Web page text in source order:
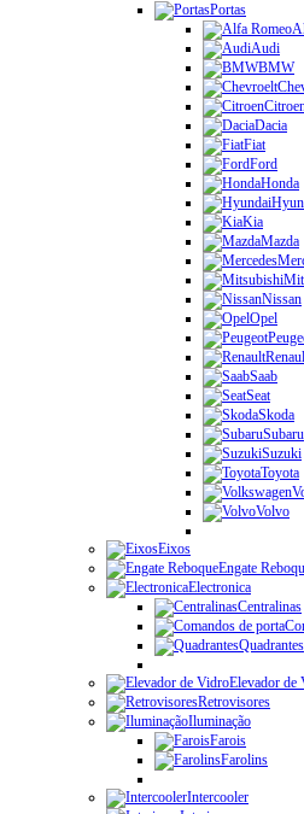
Portas
Audi
BMW
Dacia
Fiat
Ford
Honda
Kia
Mazda
Nissan
Opel
Saab
Seat
Skoda
Subaru
Suzuki
Toyota
Volvo
Eixos
Engate
Electronica
Centralinas
Quadrantes
Elevador de
Retrovisores
Iluminação
Farois
Farolins
Intercooler